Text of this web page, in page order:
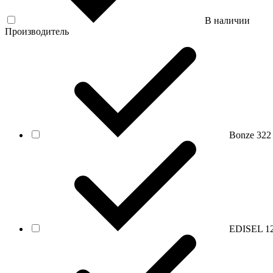
В наличии
Производитель
Bonze 322
EDISEL